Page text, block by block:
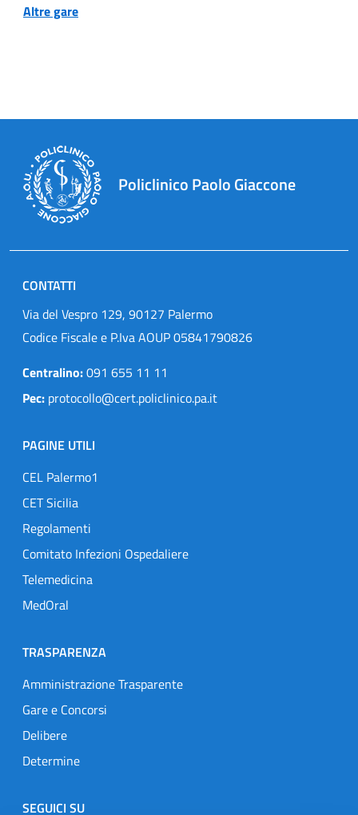
Altre gare
Policlinico Paolo Giaccone
CONTATTI
Via del Vespro 129, 90127 Palermo
Codice Fiscale e P.Iva AOUP 05841790826
Centralino:091 655 11 11
Pec: protocollo@cert.policlinico.pa.it
PAGINE UTILI
CEL Palermo1
CET Sicilia
Regolamenti
Comitato Infezioni Ospedaliere
Telemedicina
MedOral
TRASPARENZA
Amministrazione Trasparente
Gare e Concorsi
Delibere
Determine
SEGUICI SU